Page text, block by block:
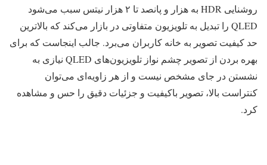
روشنایی HDR به هزار و پانصد تا ۲ هزار نیتس سبب می‌شود
QLED را تبدیل به تلویزیون متفاوتی در بازار می‌کند که بالاترین
حد کیفیت تصویر به خانه کاربران می‌برد. جالب اینجاست که برای
بهره بردن از تصویر چشم نواز تلویزیون‌های QLED نیازی به
نشستن در جای مشخص نیست و از هر زاویه‌ای می‌توان
کنتراست بالا، تصویر باکیفیت و جزئیات دقیق را حس و مشاهده
کرد.